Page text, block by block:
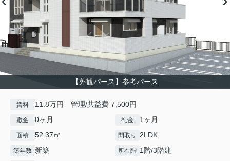
【外観パース】参考パース
賃料 11.8万円 管理/共益費 7,500円
敷金 0ヶ月 礼金 1ヶ月
面積 52.37㎡ 間取り 2LDK
築年数 新築 所在階 1階/3階建